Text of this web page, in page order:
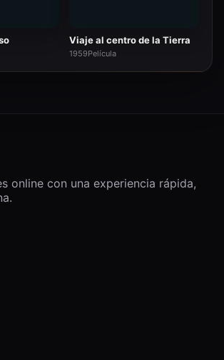
Viaje al centro de la Tierra
1959Película
online con una experiencia rápida,